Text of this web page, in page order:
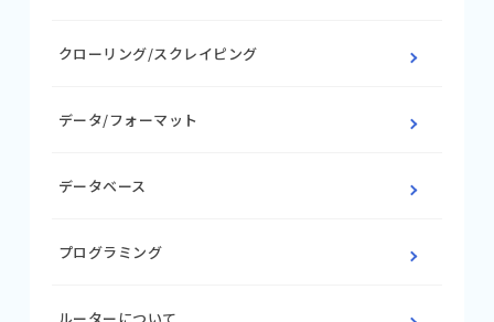
クローリング/スクレイピング
データ/フォーマット
データベース
プログラミング